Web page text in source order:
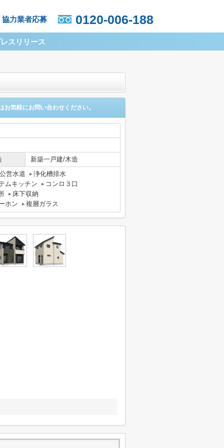
協力業者応募 0120-006-188
スリリース
お気軽にお問い合わせください。
新築一戸建/木造
公営水道
浄化槽排水
ムキッチン
コンロ３口
床下収納
ホン 複層ガラス